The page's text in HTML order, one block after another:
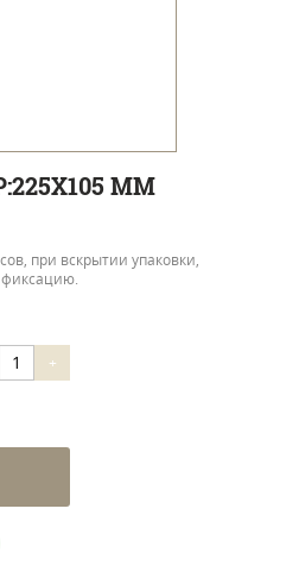
ММ
при вскрытии упаковки,
+